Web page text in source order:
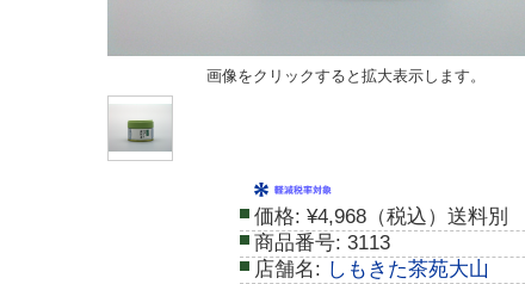
画像をクリックすると拡大表示します。
価格: ¥4,968（税込）送料別
商品番号: 3113
店舗名: しもきた茶苑大山